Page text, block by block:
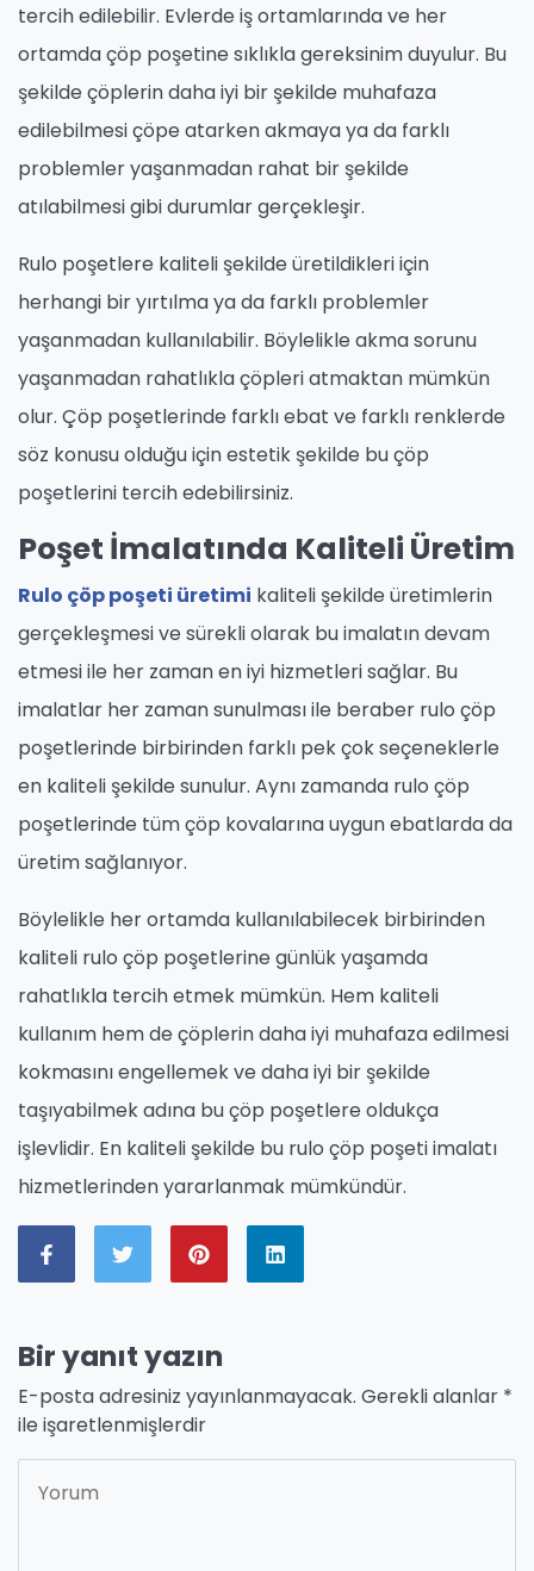
tercih edilebilir. Evlerde iş ortamlarında ve her
ortamda çöp poşetine sıklıkla gereksinim duyulur. Bu
şekilde çöplerin daha iyi bir şekilde muhafaza
edilebilmesi çöpe atarken akmaya ya da farklı
problemler yaşanmadan rahat bir şekilde
atılabilmesi gibi durumlar gerçekleşir.
Rulo poşetlere kaliteli şekilde üretildikleri için
herhangi bir yırtılma ya da farklı problemler
yaşanmadan kullanılabilir. Böylelikle akma sorunu
yaşanmadan rahatlıkla çöpleri atmaktan mümkün
olur. Çöp poşetlerinde farklı ebat ve farklı renklerde
söz konusu olduğu için estetik şekilde bu çöp
poşetlerini tercih edebilirsiniz.
Poşet İmalatında Kaliteli Üretim
Rulo çöp poşeti üretimi kaliteli şekilde üretimlerin
gerçekleşmesi ve sürekli olarak bu imalatın devam
etmesi ile her zaman en iyi hizmetleri sağlar. Bu
imalatlar her zaman sunulması ile beraber rulo çöp
poşetlerinde birbirinden farklı pek çok seçeneklerle
en kaliteli şekilde sunulur. Aynı zamanda rulo çöp
poşetlerinde tüm çöp kovalarına uygun ebatlarda da
üretim sağlanıyor.
Böylelikle her ortamda kullanılabilecek birbirinden
kaliteli rulo çöp poşetlerine günlük yaşamda
rahatlıkla tercih etmek mümkün. Hem kaliteli
kullanım hem de çöplerin daha iyi muhafaza edilmesi
kokmasını engellemek ve daha iyi bir şekilde
taşıyabilmek adına bu çöp poşetlere oldukça
işlevlidir. En kaliteli şekilde bu rulo çöp poşeti imalatı
hizmetlerinden yararlanmak mümkündür.
Bir yanıt yazın
E-posta adresiniz yayınlanmayacak. Gerekli alanlar *
ile işaretlenmişlerdir